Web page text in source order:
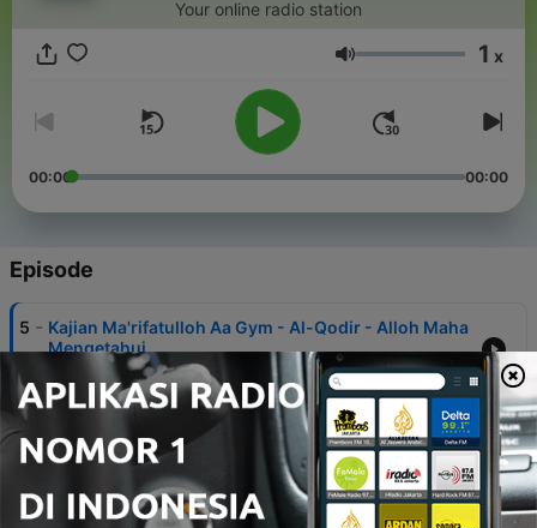
Your online radio station
Volume 1 x
00:00 00:00
Episode
5 - Kajian Ma'rifatulloh Aa Gym - Al-Qodir - Alloh Maha
Mengetahui
14 Feb 2020
4
Kajian Ma'rifatulloh Aa Gym - Al-Basir - Alloh Maha
Melihat
14 Feb 2020
3 - Kajian Ma'rifatulloh Aa Gym - Al-Hamiid - Alloh